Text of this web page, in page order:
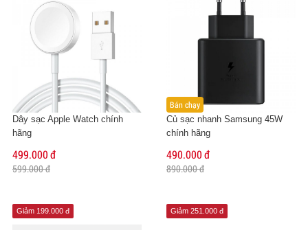
Dây sạc Apple Watch chính
hãng
499.000 đ
599.000 đ
Bán chạy
Củ sạc nhanh Samsung 45W
chính hãng
490.000 đ
890.000 đ
Giảm 199.000 đ Giảm 251.000 đ